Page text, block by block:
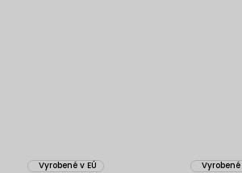
Vyrobené v EÚ Vyrobené